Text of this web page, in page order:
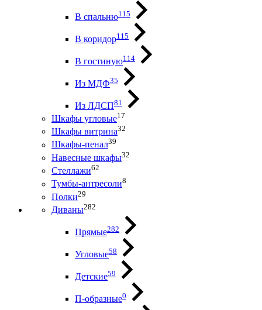
В спальню115
В коридор115
В гостиную114
Из МДФ35
Из ЛДСП81
Шкафы угловые17
Шкафы витрина32
Шкафы-пенал39
Навесные шкафы32
Стеллажи62
Тумбы-антресоли8
Полки29
Диваны282
Прямые282
Угловые58
Детские59
П-образные0